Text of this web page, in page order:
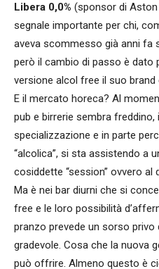
Libera 0,0% (sponsor di Aston
segnale importante per chi,
aveva scommesso già anni fa
però il cambio di passo è dato
versione alcol free il suo brand
E il mercato horeca? Al
pub e birrerie sembra
specializzazione e in parte
“alcolica”, si sta assistendo a
cosiddette “session” ovvero al
Ma è nei bar diurni che si
free e le loro possibilità
pranzo prevede un sorso privo
gradevole. Cosa che la nuova
può offrire. Almeno questo è